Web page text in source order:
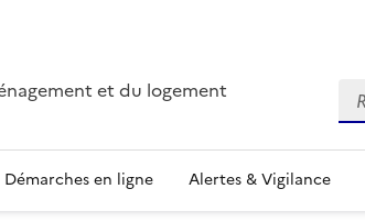
et du logement
Démarches en ligne Alertes & Vigilance